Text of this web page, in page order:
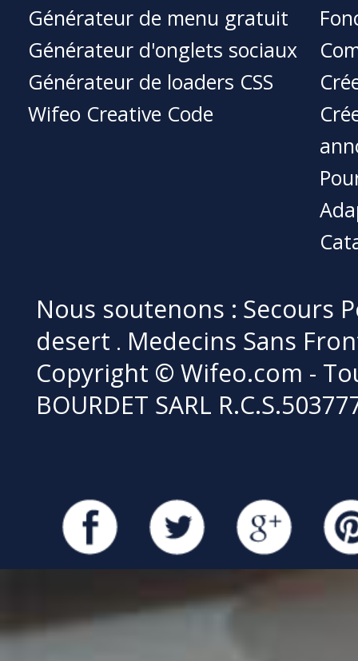
Générateur de menu gratuit
Générateur d'onglets sociaux
Générateur de loaders CSS
Wifeo Creative Code
Nous soutenons : Secours
desert . Medecins Sans
Copyright © Wifeo.com -
BOURDET SARL